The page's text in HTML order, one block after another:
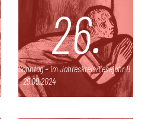
26.
Sonntag – im Jahreskreis/Lesejahr B
- 29.09.2024